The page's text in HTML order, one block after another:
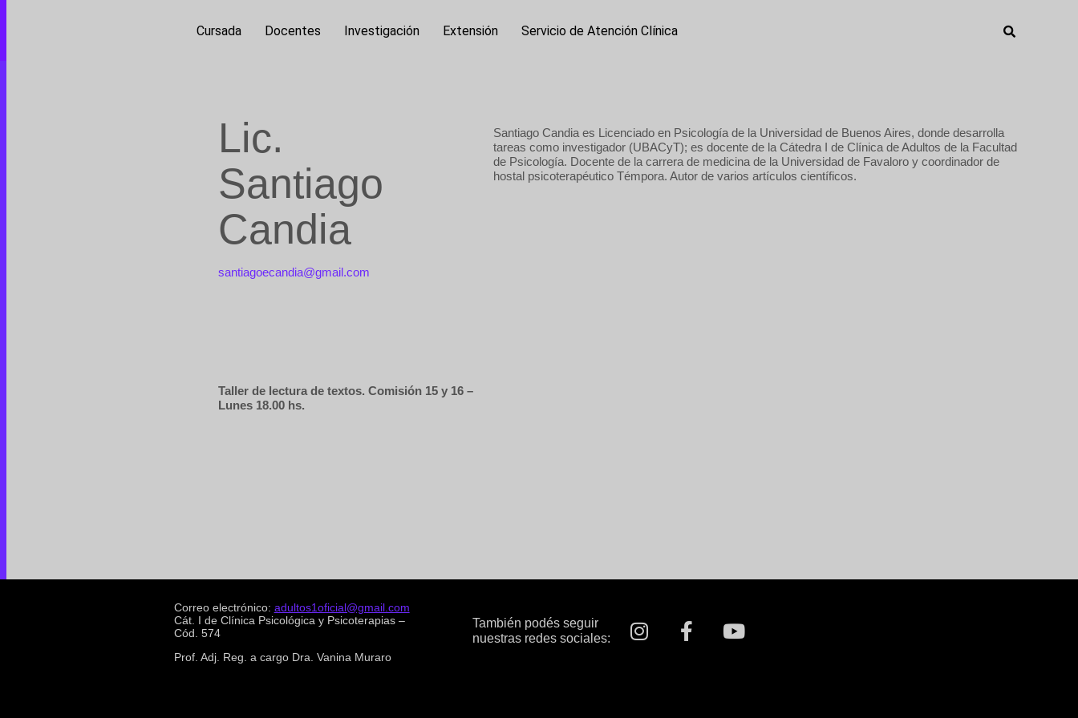
Cursada Docentes Investigación Extensión Servicio de Atención Clínica
Lic.
Santiago
Candia
santiagoecandia@gmail.com
Taller de lectura de textos. Comisión 15 y 16 –
Lunes 18.00 hs.
Santiago Candia es Licenciado en Psicología de la Universidad de Buenos Aires, donde desarrolla
tareas como investigador (UBACyT); es docente de la Cátedra I de Clínica de Adultos de la Facultad
de Psicología. Docente de la carrera de medicina de la Universidad de Favaloro y coordinador de
hostal psicoterapéutico Témpora. Autor de varios artículos científicos.
Correo electrónico: adultos1oficial@gmail.com
Cát. I de Clínica Psicológica y Psicoterapias –
Cód. 574
Prof. Adj. Reg. a cargo Dra. Vanina Muraro
También podés seguir
nuestras redes sociales: